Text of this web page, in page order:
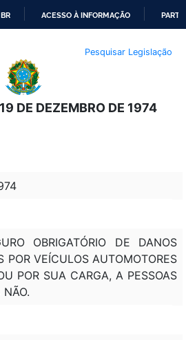
O
CONTEÚDO
ACESSO À INFORMAÇÃO
Pesquisar Legislação
DE DEZEMBRO DE 1974
OBRIGATÓRIO DE DANOS
POR VEÍCULOS AUTOMOTORES
POR SUA CARGA, A PESSOAS
NÃO.